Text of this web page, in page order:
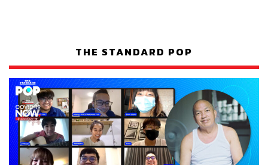
THE STANDARD POP